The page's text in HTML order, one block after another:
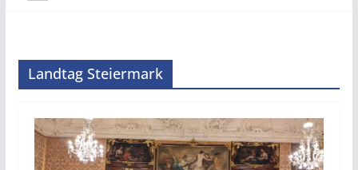
Landtag Steiermark